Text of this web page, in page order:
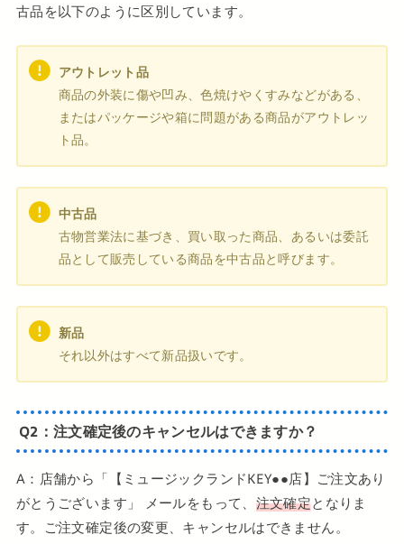
古品を以下のように区別しています。
アウトレット品
商品の外装に傷や凹み、⾊焼けやくすみなどがある、
またはパッケージや箱に問題がある商品がアウトレッ
ト品。
中古品
古物営業法に基づき、買い取った商品、あるいは委託
品として販売している商品を中古品と呼びます。
新品
それ以外はすべて新品扱いです。
Q2：注文確定後のキャンセルはできますか？
A：店舗から「【ミュージックランドKEY●●店】ご注文あり
がとうございます」 メールをもって、 注文確定となりま
す。ご注⽂確定後の変更、キャンセルはできません。